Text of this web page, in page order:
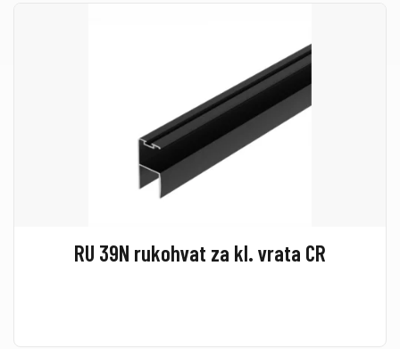
RU 39N rukohvat za kl. vrata CR